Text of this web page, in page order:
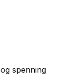
spenning